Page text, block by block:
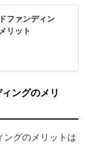
ファンディン
リット
ングのメリ
ングのメリットは